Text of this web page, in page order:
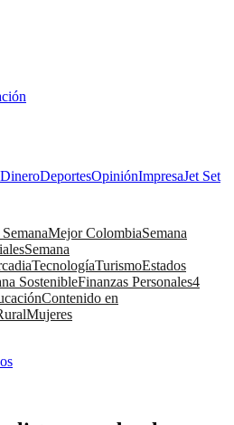
DineroDeportesOpiniónImpresaJet Set
Mejor ColombiaSemana
Semana
TecnologíaTurismoEstados
SostenibleFinanzas Personales4
Contenido en
Mujeres